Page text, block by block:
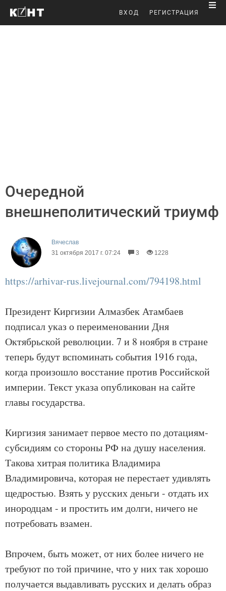
ВХОД РЕГИСТРАЦИЯ
Очередной
внешнеполитический триумф
Вячеслав
31 октября 2017 г. 07:24
3 1228
https://arhivar-rus.livejournal.com/794198.html
Президент Киргизии Алмазбек Атамбаев
подписал указ о переименовании Дня
Октябрьской революции. 7 и 8 ноября в стране
теперь будут вспоминать события 1916 года,
когда произошло восстание против Российской
империи. Текст указа опубликован на сайте
главы государства.
Киргизия занимает первое место по дотациям-
субсидиям со стороны РФ на душу населения.
Такова хитрая политика Владимира
Владимировича, которая не перестает удивлять
щедростью. Взять у русских деньги - отдать их
инородцам - и простить им долги, ничего не
потребовать взамен.
Впрочем, быть может, от них более ничего не
требуют по той причине, что у них так хорошо
получается выдавливать русских и делать образ